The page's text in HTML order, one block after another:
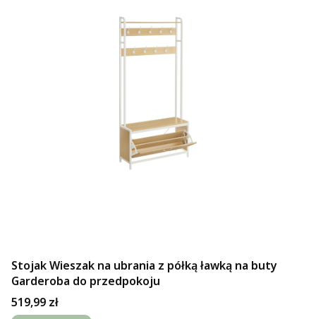
Stojak Wieszak na ubrania z półką ławką na buty
Garderoba do przedpokoju
Cena
519,99 zł